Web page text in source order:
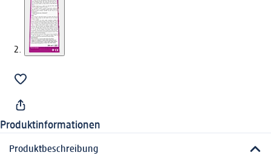
Produktinformationen
Produktbeschreibung